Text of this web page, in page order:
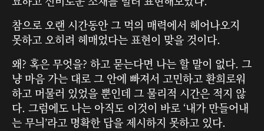
참으로 오랜 시간동안 그 먹의 매력에서 헤어나오지
못하고 오히려 헤매었다는 표현이 맞을 것이다.
왜? 혹은 무엇을? 하고 묻는다면 나는 할 말이 없다. 그
냥 마음 가는 대로 그 안에 빠져서 고민하고 환희로워
하고 머물러 있었을 뿐인데 그 물리적 시간은 적지 않
다. 그럼에도 나는 아직도 이것이 바로 ‘내가 만들어내
는 무늬’라고 명확한 답을 제시하지 못하고 있다.